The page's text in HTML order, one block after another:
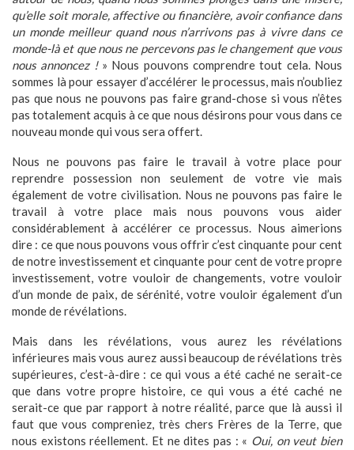
qu’elle soit morale, affective ou financière, avoir confiance dans
un monde meilleur quand nous n’arrivons pas à vivre dans ce
monde-là et que nous ne percevons pas le changement que vous
nous annoncez !» Nous pouvons comprendre tout cela. Nous
sommes là pour essayer d’accélérer le processus, mais n’oubliez
pas que nous ne pouvons pas faire grand-chose si vous n’êtes
pas totalement acquis à ce que nous désirons pour vous dans ce
nouveau monde qui vous sera offert.
Nous ne pouvons pas faire le travail à votre place pour
reprendre possession non seulement de votre vie mais
également de votre civilisation. Nous ne pouvons pas faire le
travail à votre place mais nous pouvons vous aider
considérablement à accélérer ce processus. Nous aimerions
dire : ce que nous pouvons vous offrir c’est cinquante pour cent
de notre investissement et cinquante pour cent de votre propre
investissement, votre vouloir de changements, votre vouloir
d’un monde de paix, de sérénité, votre vouloir également d’un
monde de révélations.
Mais dans les révélations, vous aurez les révélations
inférieures mais vous aurez aussi beaucoup de révélations très
supérieures, c’est-à-dire : ce qui vous a été caché ne serait-ce
que dans votre propre histoire, ce qui vous a été caché ne
serait-ce que par rapport à notre réalité, parce que là aussi il
faut que vous compreniez, très chers Frères de la Terre, que
nous existons réellement. Et ne dites pas : « Oui, on veut bien